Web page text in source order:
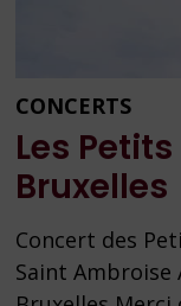
CONCERTS
Les
Bruxelles
Concert des
Saint Ambroise